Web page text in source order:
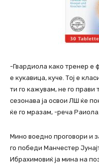
-Гвардиола како тренер е
е кукавица, куче. Тој е
ти го кажувам, не го прави
сезонава ја освои ЛШ ќе
ќе го мразам, -реча Раиола.
Мино воедно проговори и
го победи Манчестер
Ибрахимовиќ ја мина на